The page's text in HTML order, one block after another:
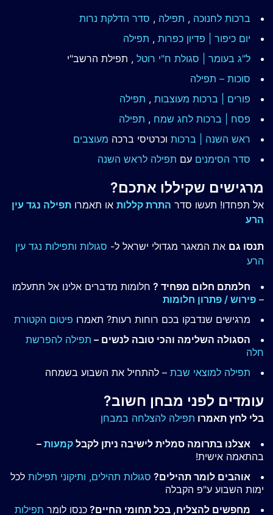
ברכות לחנוכה , תפילה , סדר הדלקת נרות
יום כיפור | פדיון כפרות , תפילה
ל"ג בעומר | סגולת ח"י רוטל , תפילת הרשב"י
סוכות – תפילה
פורים | ברכות מעוצבות , תפילה
פסח | ברכות לחג שמח , תפילה
ראש השנה | ברכות וכרטיסי ברכה מעוצבים
סדר הסימנים עם תפילה לראש השנה
מרגישים שקיללו אתכם?
אל תפחדו! תעשו סדר התרת קללות או תאמרו תפילה נגד עין
הרע
תנסו גם את המאגר מגדולי ישראל ל- סגולות ותפילות נגד עין
הרע
חלמתם חלום מפחיד ? חלומות מדברים אלינו אל תתעלמו
– פירוש / פתרון חלומות
מרגישים שנדבקו בכם רוחות רעות? תאמרו פיטום הקטורת
הסגולה השלימה והכי טובה לנשים – תפילה להפרשת
חלה
תפילה למוצאי שבת – להתחיל את השבוע בשמחה
עומדים לפני מבחן חשוב?
בלי לחץ תאמרו תפילה להצלחה במבחן
אצלנו בתרומה סמלית לישיבה ניתן לקבל קמעות –
בהתאמה אישית!
אוהבים לומר תהילים? סגולות תהילים, ותיקוני תפילות לכל
ימות השבוע ע"פ הקבלה
מחפשים להצליח, בכל תחומי החיים? כנסו לומר תפילות